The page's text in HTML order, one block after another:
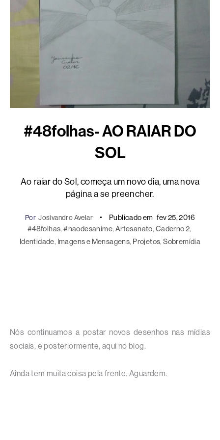
#48folhas- AO RAIAR DO
SOL
Ao raiar do Sol, começa um novo dia, uma nova
página a se preencher.
Por Josivandro Avelar Publicado em fev 25, 2016
#48folhas, #naodesanime, Artesanato, Caderno 2
Identidade, Imagens e Mensagens, Projetos, Sobremídia
Nós continuamos a postar novos desenhos nas mídias
sociais, e posteriormente, aqui no blog.
Ainda tem muita coisa pela frente. Aguardem.